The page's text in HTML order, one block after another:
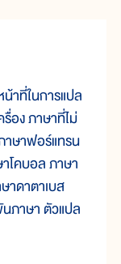
ที่ในการแปล
รื่อง ภาษาที่ไม่
าษาฟอร์แทรน
โคบอล ภาษา
าดาตาเบส
ภาษา ตัวแปล